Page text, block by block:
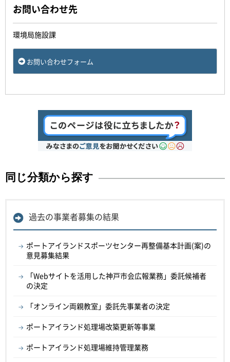
お問い合わせ先
環境局施設課
お問い合わせフォーム
同じ分類から探す
過去の事業者募集の結果
ポートアイランドスポーツセンター再整備基本計画(案)の
意見募集結果
「Webサイトを活用した神戸市会広報業務」委託候補者
の決定
「オンライン両親教室」委託先事業者の決定
ポートアイランド処理場改築更新等事業
ポートアイランド処理場維持管理業務